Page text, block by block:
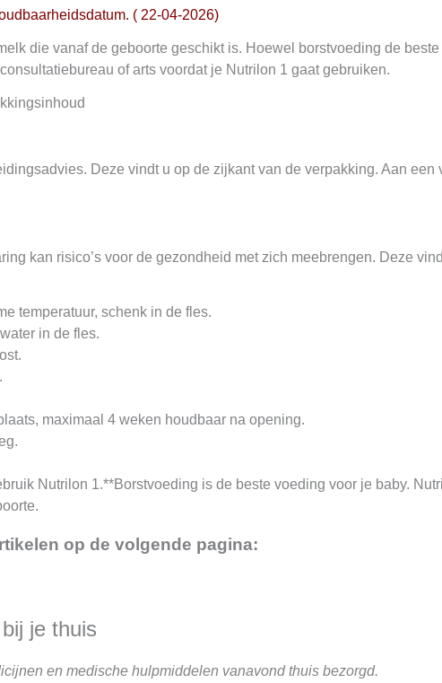
( 22-04-2026)
die vanaf de geboorte geschikt is. Hoewel borstvoeding de
of arts voordat je Nutrilon 1 gaat gebruiken.
Deze vindt u op de zijkant van de verpakking. Aan een
kan risico’s voor de gezondheid met zich meebrengen. Deze
temperatuur, schenk in de fles.
in de fles.
maximaal 4 weken houdbaar na opening.
Nutrilon 1.**Borstvoeding is de beste voeding voor je baby.
op de volgende pagina:
je thuis
en medische hulpmiddelen vanavond thuis bezorgd.